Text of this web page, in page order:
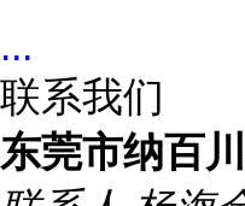
...
联系我们
东莞市纳百